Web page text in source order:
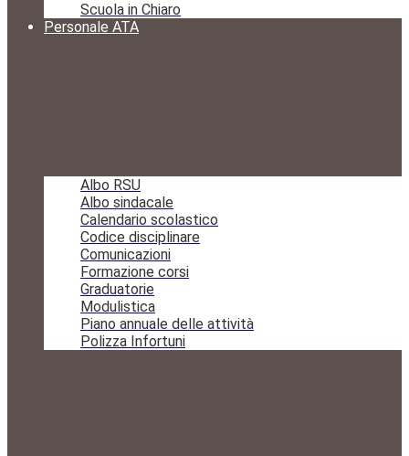
Scuola in Chiaro
Personale ATA
Albo RSU
Albo sindacale
Calendario scolastico
Codice disciplinare
Comunicazioni
Formazione corsi
Graduatorie
Modulistica
Piano annuale delle attività
Polizza Infortuni